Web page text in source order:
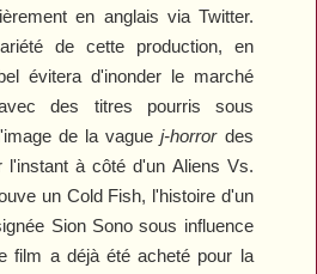
en anglais via Twitter.
de cette production, en
évitera d'inonder le marché
des titres pourris sous
de la vaguej-horrordes
l'instant à côté d'un Aliens Vs.
un Cold Fish, l'histoire d'un
Sion Sono sous influence
film a déjà été acheté pour la